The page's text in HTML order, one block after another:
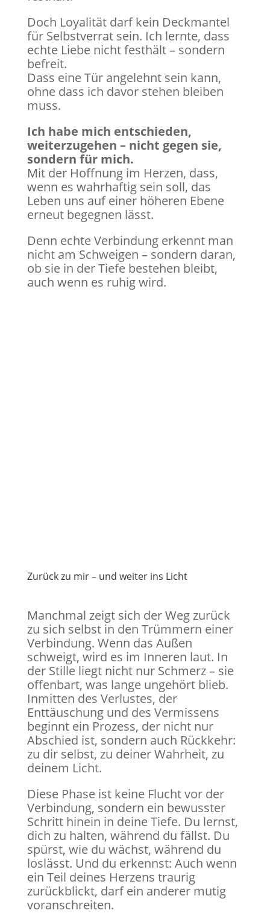
Doch Loyalität darf kein Deckmantel
für Selbstverrat sein. Ich lernte, dass
echte Liebe nicht festhält – sondern
befreit.
Dass eine Tür angelehnt sein kann,
ohne dass ich davor stehen bleiben
muss.
Ich habe mich entschieden,
weiterzugehen – nicht gegen sie,
sondern für mich.
Mit der Hoffnung im Herzen, dass,
wenn es wahrhaftig sein soll, das
Leben uns auf einer höheren Ebene
erneut begegnen lässt.
Denn echte Verbindung erkennt man
nicht am Schweigen – sondern daran,
ob sie in der Tiefe bestehen bleibt,
auch wenn es ruhig wird.
Zurück zu mir – und weiter ins Licht
Manchmal zeigt sich der Weg zurück
zu sich selbst in den Trümmern einer
Verbindung. Wenn das Außen
schweigt, wird es im Inneren laut. In
der Stille liegt nicht nur Schmerz – sie
offenbart, was lange ungehört blieb.
Inmitten des Verlustes, der
Enttäuschung und des Vermissens
beginnt ein Prozess, der nicht nur
Abschied ist, sondern auch Rückkehr:
zu dir selbst, zu deiner Wahrheit, zu
deinem Licht.
Diese Phase ist keine Flucht vor der
Verbindung, sondern ein bewusster
Schritt hinein in deine Tiefe. Du lernst,
dich zu halten, während du fällst. Du
spürst, wie du wächst, während du
loslässt. Und du erkennst: Auch wenn
ein Teil deines Herzens traurig
zurückblickt, darf ein anderer mutig
voranschreiten.